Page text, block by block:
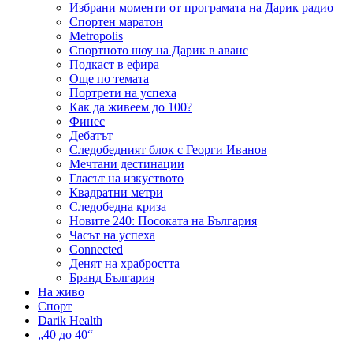
Избрани моменти от програмата на Дарик радио
Спортен маратон
Metropolis
Спортното шоу на Дарик в аванс
Подкаст в ефира
Още по темата
Портрети на успеха
Как да живеем до 100?
Финес
Дебатът
Следобедният блок с Георги Иванов
Мечтани дестинации
Гласът на изкуството
Квадратни метри
Следобедна криза
Новите 240: Посоката на България
Часът на успеха
Connected
Денят на храбростта
Бранд България
На живо
Спорт
Darik Health
„40 до 40“